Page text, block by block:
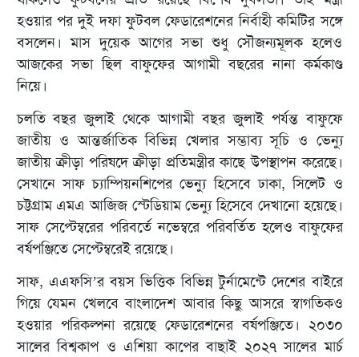
হওয়ার পর দুই দফা ফুটবল ফেডারেশনের নির্বাহী কমিটির সঙ্গে
বসলেন। মাস দুয়েক আগের সভা শুধু সৌজন্যমূলক হলেও
আজকের সভা ছিল বাফুফের আগামী বছরের নানা কর্মকাণ্ড
নিয়ে।
চলতি বছর জুলাই থেকে আগামী বছর জুলাই পর্যন্ত বাফুফে
জাতীয় ও আন্তর্জাতিক বিভিন্ন খেলার সম্ভাব্য সূচি ও ভেন্যু
জাতীয় ক্রীড়া পরিষদে ক্রীড়া প্রতিমন্ত্রীর কাছে উপস্থাপন করেছে।
সেখানে সাফ চ্যাম্পিয়নশিপের ভেন্যু হিসেবে ঢাকা, সিলেট ও
চট্টগ্রাম এমএ আজিজ স্টেডিয়াম ভেন্যু হিসেবে দেখানো হয়েছে।
সাফ সেপ্টেম্বরের পরিবর্তে নভেম্বরে পরিবর্তিত হলেও বাফুফের
বর্ষপঞ্জিতে সেপ্টেম্বরেই রয়েছে।
সাফ, এএফসি’র বয়স ভিত্তিক বিভিন্ন টুর্নামেন্টে দেশের বাইরে
গিয়ে যেমন খেলবে বাংলাদেশ আবার কিছু আসরে স্বাগতিকও
হওয়ার পরিকল্পনা রয়েছে ফেডারেশনের বর্ষপঞ্জিতে। ২০৩০
সালের বিশ্বকাপ ও এশিয়া কাপের বাছাই ২০২৭ সালের মার্চ